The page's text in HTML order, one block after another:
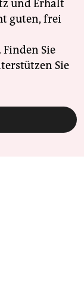
und Erhalt
guten, frei
Sie
Sie